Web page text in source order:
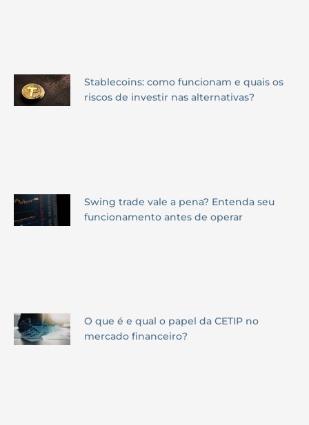
Stablecoins: como funcionam e quais os
riscos de investir nas alternativas?
Swing trade vale a pena? Entenda seu
funcionamento antes de operar
O que é e qual o papel da CETIP no
mercado financeiro?